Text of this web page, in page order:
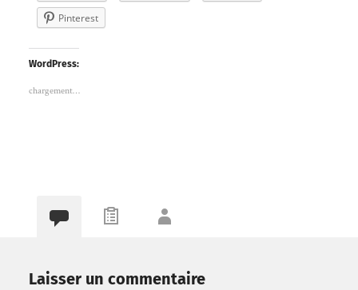
Pinterest
WordPress:
chargement…
Laisser un commentaire